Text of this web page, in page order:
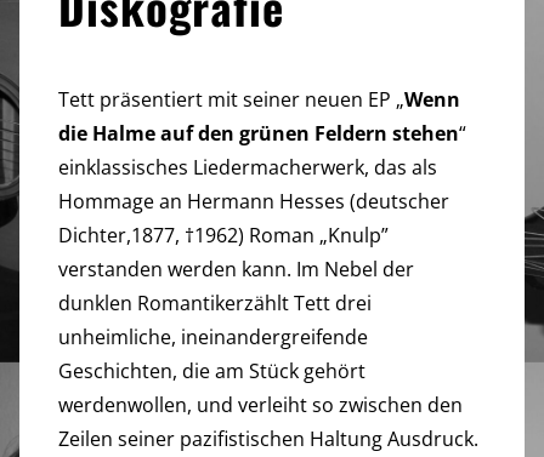
Tett präsentiert mit seiner neuen EP „Wenn
die Halme auf den grünen Feldern stehen“
einklassisches Liedermacherwerk, das als
Hommage an Hermann Hesses (deutscher
Dichter,1877, †1962) Roman „Knulp”
verstanden werden kann. Im Nebel der
dunklen Romantikerzählt Tett drei
unheimliche, ineinandergreifende
Geschichten, die am Stück gehört
werdenwollen, und verleiht so zwischen den
Zeilen seiner pazifistischen Haltung Ausdruck.